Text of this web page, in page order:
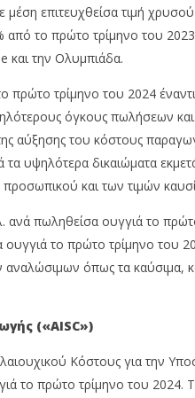
μέση επιτευχθείσα τιμή
από το πρώτο τρίμηνο του
και την Ολυμπιάδα.
πρώτο τρίμηνο του 2024
όγκους πωλήσεων
αύξησης του κόστους
δικαιώματα
και των τιμών
ανά πωληθείσα ουγγιά το
το πρώτο τρίμηνο του
αναλώσιμων όπως τα καύσιμα,
(«AISC»)
Κόστους για την
το πρώτο τρίμηνο του 2024.